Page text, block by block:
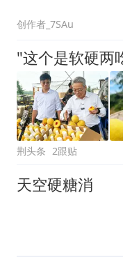
创作者_7SAu
荆头条 2跟贴
天空硬糖消